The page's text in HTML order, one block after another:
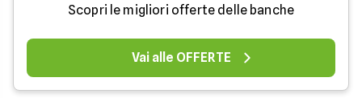
Scopri le migliori offerte delle banche
Vai alle OFFERTE